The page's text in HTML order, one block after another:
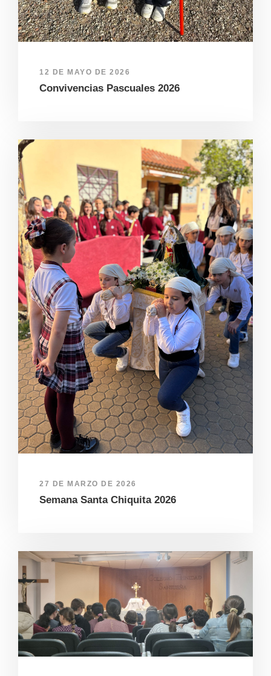
12 DE MAYO DE 2026
Convivencias Pascuales 2026
27 DE MARZO DE 2026
Semana Santa Chiquita 2026